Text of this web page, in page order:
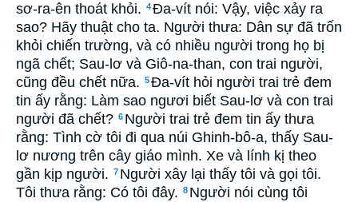
sơ-ra-ên thoát khỏi. 4Ða-vít nói: Vậy, việc xảy ra
sao? Hãy thuật cho ta. Người thưa: Dân sự đã trốn
khỏi chiến trường, và có nhiều người trong họ bị
ngã chết; Sau-lơ và Giô-na-than, con trai người,
cũng đều chết nữa. 5Ða-vít hỏi người trai trẻ đem
tin ấy rằng: Làm sao ngươi biết Sau-lơ và con trai
người đã chết? 6 Người trai trẻ đem tin ấy thưa
rằng: Tình cờ tôi đi qua núi Ghinh-bô-a, thấy Sau-
lơ nương trên cây giáo mình. Xe và lính kị theo
gần kịp người. 7 Người xây lại thấy tôi và gọi tôi.
Tôi thưa rằng: Có tôi đây. 8 Người nói cùng tôi